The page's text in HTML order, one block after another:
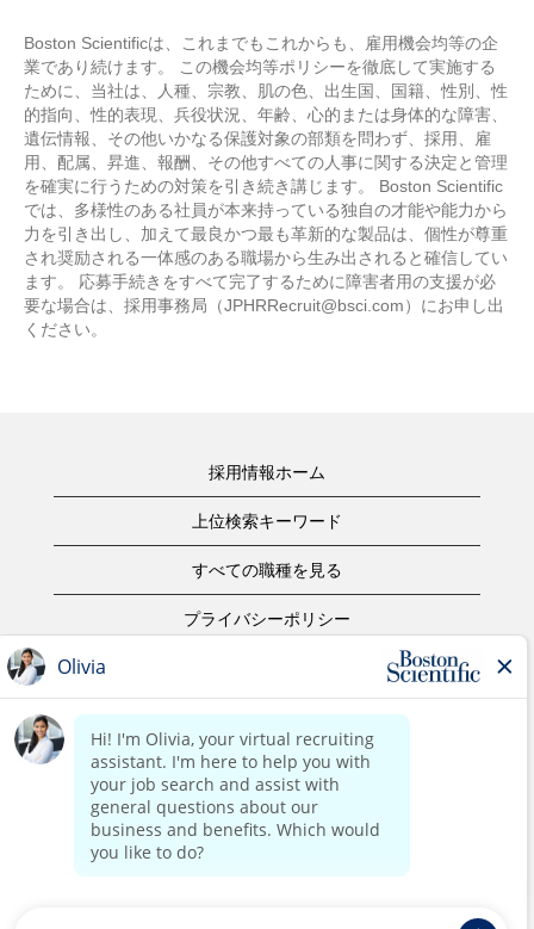
Boston Scientificは、これまでもこれからも、雇用機会均等の企
業であり続けます。 この機会均等ポリシーを徹底して実施する
ために、当社は、人種、宗教、肌の色、出生国、国籍、性別、性
的指向、性的表現、兵役状況、年齢、心的または身体的な障害、
遺伝情報、その他いかなる保護対象の部類を問わず、採用、雇
用、配属、昇進、報酬、その他すべての人事に関する決定と管理
を確実に行うための対策を引き続き講じます。 Boston Scientific
では、多様性のある社員が本来持っている独自の才能や能力から
力を引き出し、加えて最良かつ最も革新的な製品は、個性が尊重
され奨励される一体感のある職場から生み出されると確信してい
ます。 応募手続きをすべて完了するために障害者用の支援が必
要な場合は、採用事務局（JPHRRecruit@bsci.com）にお申し出
ください。
採用情報ホーム
上位検索キーワード
すべての職種を見る
プライバシーポリシー
著作権表示
お問合せ
ボストン・サイエンティフィックウェブサイトホーム